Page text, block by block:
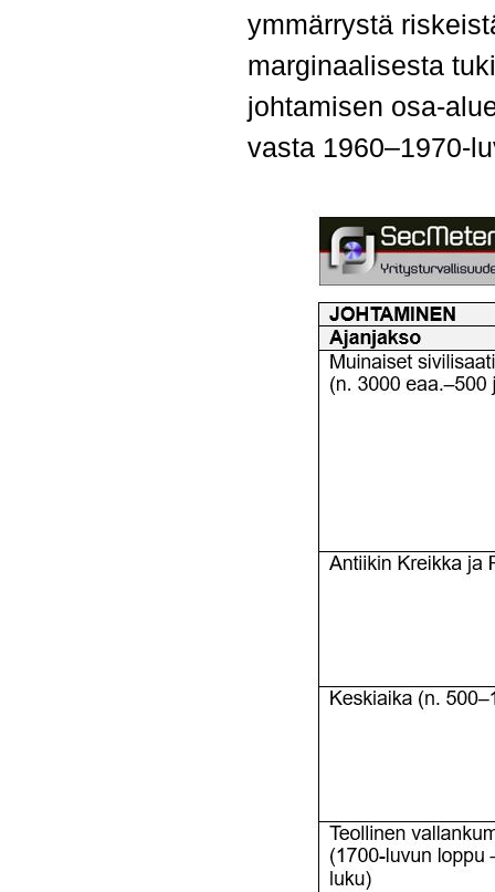
ymmärrystä
marginaalisesta
johtamisen osa-
vasta 1960–1970-